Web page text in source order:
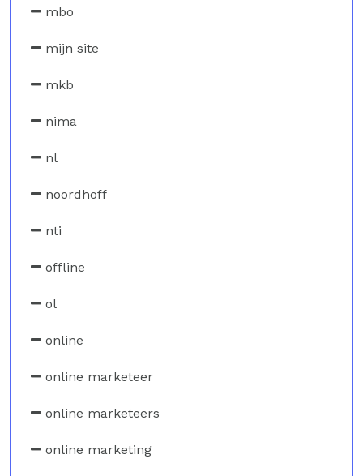
mbo
mijn site
mkb
nima
nl
noordhoff
nti
offline
ol
online
online marketeer
online marketeers
online marketing